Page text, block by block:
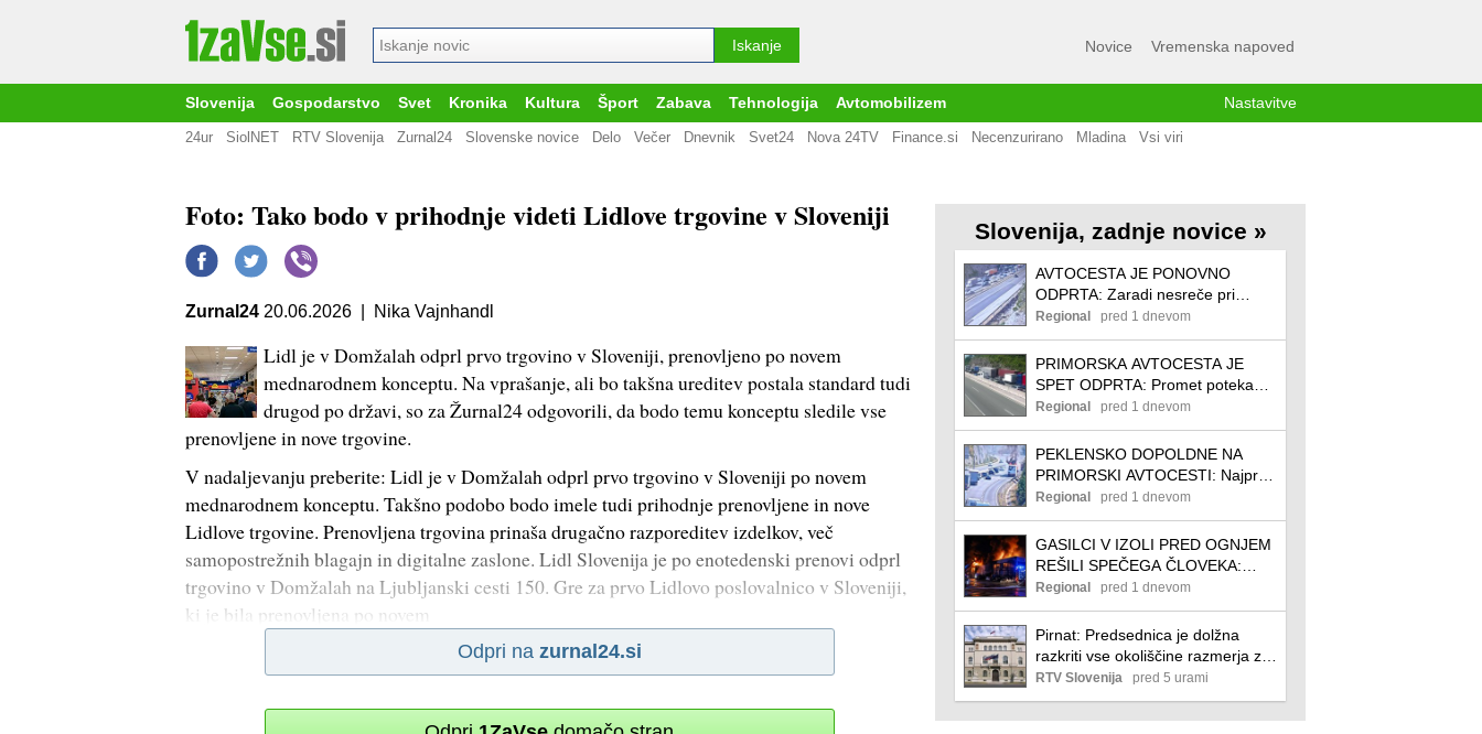
Novice Vremenska napoved
Slovenija Gospodarstvo Svet Kronika Kultura Šport Zabava Tehnologija Avtomobilizem Nastavitve
24ur SiolNET RTV Slovenija Zurnal24 Slovenske novice Delo Večer Dnevnik Svet24 Nova 24TV Finance.si Necenzurirano Mladina Vsi viri
Foto: Tako bodo v prihodnje videti Lidlove trgovine v Sloveniji
Zurnal24 20.06.2026 | Nika Vajnhandl
Lidl je v Domžalah odprl prvo trgovino v Sloveniji, prenovljeno po novem
mednarodnem konceptu. Na vprašanje, ali bo takšna ureditev postala standard tudi
drugod po državi, so za Žurnal24 odgovorili, da bodo temu konceptu sledile vse
prenovljene in nove trgovine.
V nadaljevanju preberite: Lidl je v Domžalah odprl prvo trgovino v Sloveniji po novem
mednarodnem konceptu. Takšno podobo bodo imele tudi prihodnje prenovljene in nove
Lidlove trgovine. Prenovljena trgovina prinaša drugačno razporeditev izdelkov, več
samopostrežnih blagajn in digitalne zaslone. Lidl Slovenija je po enotedenski prenovi odprl
trgovino v Domžalah na Ljubljanski cesti 150. Gre za prvo Lidlovo poslovalnico v Sloveniji,
ki je bila prenovljena po novem
Odpri na zurnal24.si
Slovenija, zadnje novice »
AVTOCESTA JE PONOVNO
ODPRTA: Zaradi nesreče pri
Postojni večkilometrski zastoj
Regional pred 1 dnevom
PRIMORSKA AVTOCESTA JE
SPET ODPRTA: Promet poteka
čez počivališče
Regional pred 1 dnevom
PEKLENSKO DOPOLDNE NA
PRIMORSKI AVTOCESTI: Najprej
verižno trčenje, nato še goreči
tovornjak (FOTO)
Regional pred 1 dnevom
GASILCI V IZOLI PRED OGNJEM
REŠILI SPEČEGA ČLOVEKA:
Požar industrijske hale povzročil
ogromno škodo
Regional pred 1 dnevom
Pirnat: Predsednica je dolžna
razkriti vse okoliščine razmerja z
rusko državljanko
RTV Slovenija pred 5 urami